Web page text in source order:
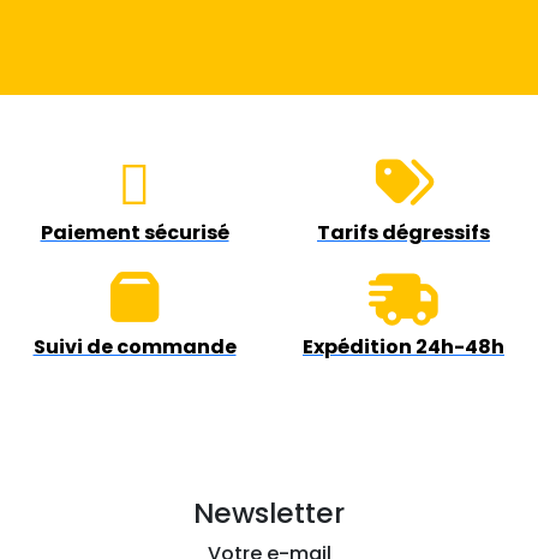
Paiement sécurisé Tarifs dégressifs
Suivi de commande Expédition 24h-48h
Newsletter